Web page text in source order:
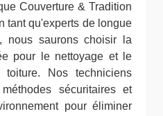
Couverture & Tradition
tant qu'experts de longue
nous saurons choisir la
pour le nettoyage et le
Nos techniciens
sécuritaires et
pour éliminer